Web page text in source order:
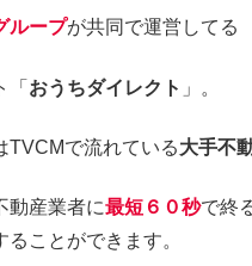
ループが共同で運営してる
おうちダイレクト 」。
TVCMで流れている大手不
動産業者に最短６０秒で終
ることができます。